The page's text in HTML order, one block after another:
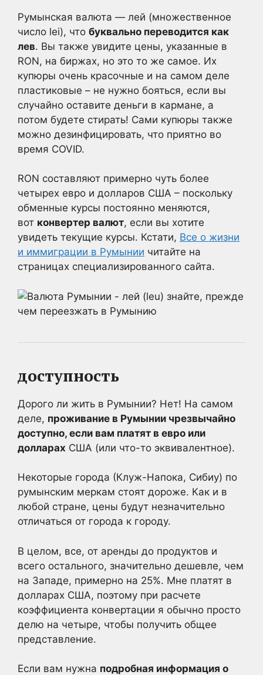
Румынская валюта — лей (множественное
число lei), что буквально переводится как
лев. Вы также увидите цены, указанные в
RON, на биржах, но это то же самое. Их
купюры очень красочные и на самом деле
пластиковые – не нужно бояться, если вы
случайно оставите деньги в кармане, а
потом будете стирать! Сами купюры также
можно дезинфицировать, что приятно во
время COVID.
RON составляют примерно чуть более
четырех евро и долларов США – поскольку
обменные курсы постоянно меняются,
вот конвертер валют, если вы хотите
увидеть текущие курсы. Кстати, Все о жизни
и иммиграции в Румынии читайте на
страницах специализированного сайта.
доступность
Дорого ли жить в Румынии? Нет! На самом
деле, проживание в Румынии чрезвычайно
доступно, если вам платят в евро или
долларах США (или что-то эквивалентное).
Некоторые города (Клуж-Напока, Сибиу) по
румынским меркам стоят дороже. Как и в
любой стране, цены будут незначительно
отличаться от города к городу.
В целом, все, от аренды до продуктов и
всего остального, значительно дешевле, чем
на Западе, примерно на 25%. Мне платят в
долларах США, поэтому при расчете
коэффициента конвертации я обычно просто
делю на четыре, чтобы получить общее
представление.
Если вам нужна подробная информация о